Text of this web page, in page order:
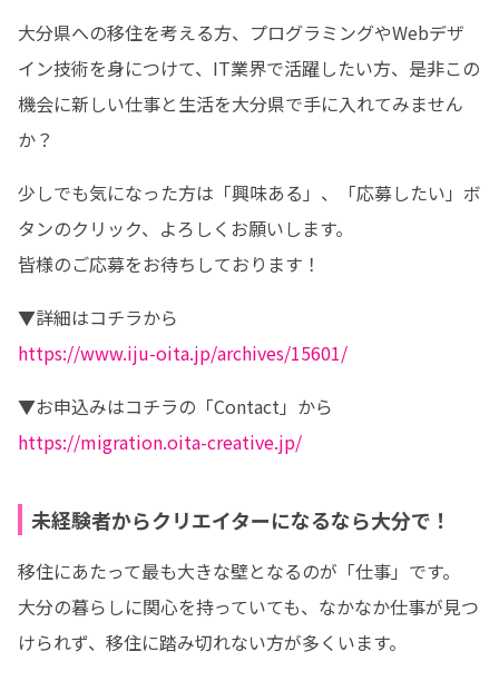
大分県への移住を考える方、プログラミングやWebデザ
イン技術を身につけて、IT業界で活躍したい方、是非この
機会に新しい仕事と生活を大分県で手に入れてみません
か？
少しでも気になった方は「興味ある」、「応募したい」ボ
タンのクリック、よろしくお願いします。
皆様のご応募をお待ちしております！
https://www.iju-oita.jp/archives/15601/
https://migration.oita-creative.jp/
未経験者からクリエイターになるなら大分で！
移住にあたって最も大きな壁となるのが「仕事」です。
大分の暮らしに関心を持っていても、なかなか仕事が見つ
けられず、移住に踏み切れない方が多くいます。